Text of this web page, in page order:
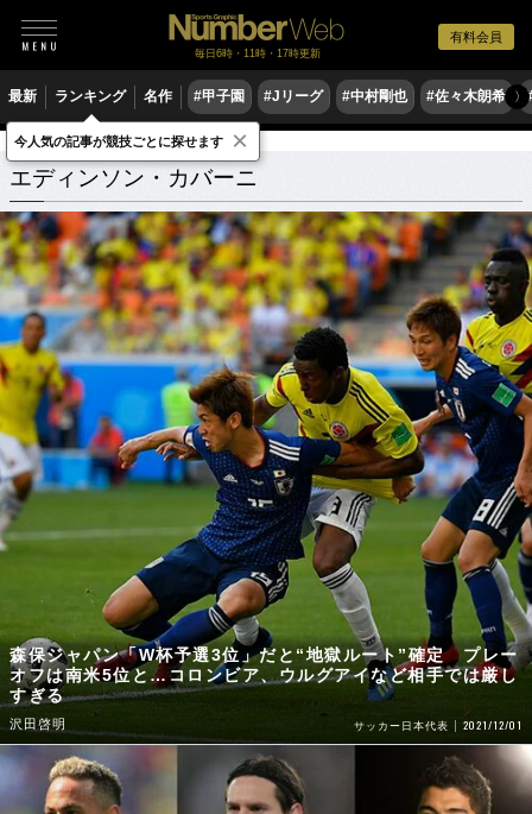
有料会員
毎日6時・11時・17時更新
最新 ランキング 名作 #甲子園 #Jリーグ #中村剛也 #佐々木朗希 〉
エディンソン・カバーニ 関連記事
エディンソン・カバーニ
森保ジャパン「W杯予選3位」だと“地獄ルート”確定 プレー
オフは南米5位と…コロンビア、ウルグアイなど相手では厳し
すぎる
沢田啓明 サッカー日本代表 2021/12/01
今人気の記事が競技ごとに探せます ×